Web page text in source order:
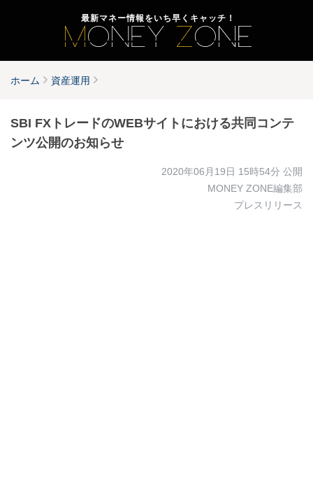
最新マネー情報をいち早くキャッチ！
ホーム 資産運用
SBI FXトレードのWEBサイトにおける共同コンテ
ンツ公開のお知らせ
2020年06月19日 15時54分 公開
MONEY ZONE編集部
プレスリリース